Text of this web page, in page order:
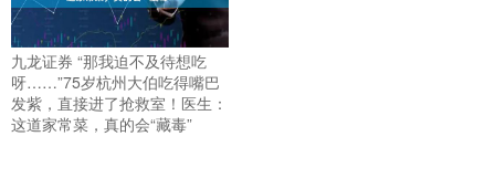
九龙证券 “那我迫不及待想吃
呀……”75岁杭州大伯吃得嘴巴
发紫，直接进了抢救室！医生：
这道家常菜，真的会“藏毒”